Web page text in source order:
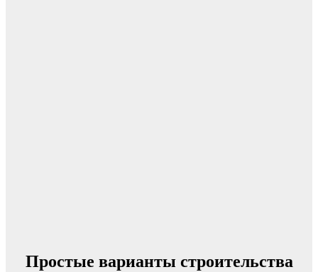
Простые варианты строительства